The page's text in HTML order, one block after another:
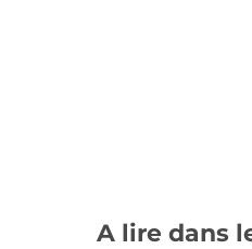
A lire dans